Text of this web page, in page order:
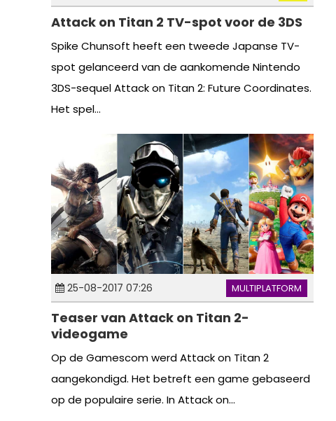
Attack on Titan 2 TV-spot voor de 3DS
Spike Chunsoft heeft een tweede Japanse TV-
spot gelanceerd van de aankomende Nintendo
3DS-sequel Attack on Titan 2: Future Coordinates.
Het spel...
25-08-2017 07:26 MULTIPLATFORM
Teaser van Attack on Titan 2-
videogame
Op de Gamescom werd Attack on Titan 2
aangekondigd. Het betreft een game gebaseerd
op de populaire serie. In Attack on...